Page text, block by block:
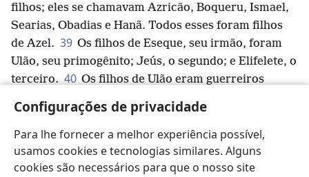
Configurações de privacidade
Para lhe fornecer a melhor experiência possível,
usamos cookies e tecnologias similares. Alguns
cookies são necessários para que o nosso site
filhos; eles se chamavam Azricão, Boqueru, Ismael,
Searias, Obadias e Hanã. Todos esses foram filhos
de Azel. 39 Os filhos de Eseque, seu irmão, foram
Ulão, seu primogênito; Jeús, o segundo; e Elifelete, o
terceiro. 40 Os filhos de Ulão eram guerreiros
muitos filhos e netos, 150 ao todo. Todos esses foram
descendentes de Benjamim.